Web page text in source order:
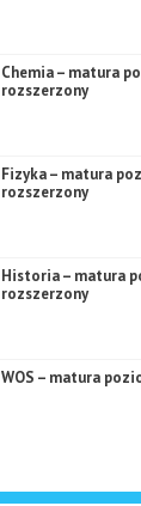
Chemia – matura
rozszerzony
Fizyka – matura
rozszerzony
Historia – matura
rozszerzony
WOS – matura